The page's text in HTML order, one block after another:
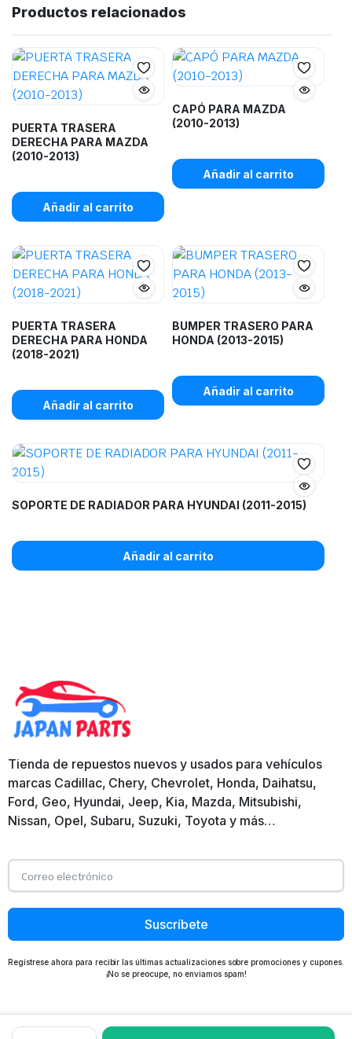
Productos relacionados
PUERTA TRASERA
DERECHA PARA MAZDA
(2010-2013)
Añadir al carrito
CAPÓ PARA MAZDA
(2010-2013)
Añadir al carrito
PUERTA TRASERA
DERECHA PARA HONDA
(2018-2021)
Añadir al carrito
BUMPER TRASERO PARA
HONDA (2013-2015)
Añadir al carrito
SOPORTE DE RADIADOR PARA HYUNDAI (2011-2015)
Añadir al carrito
Tienda de repuestos nuevos y usados para vehículos
marcas Cadillac, Chery, Chevrolet, Honda, Daihatsu,
Ford, Geo, Hyundai, Jeep, Kia, Mazda, Mitsubishi,
Nissan, Opel, Subaru, Suzuki, Toyota y más…
Suscríbete
Regístrese ahora para recibir las últimas actualizaciones sobre promociones y cupones.
¡No se preocupe, no enviamos spam!